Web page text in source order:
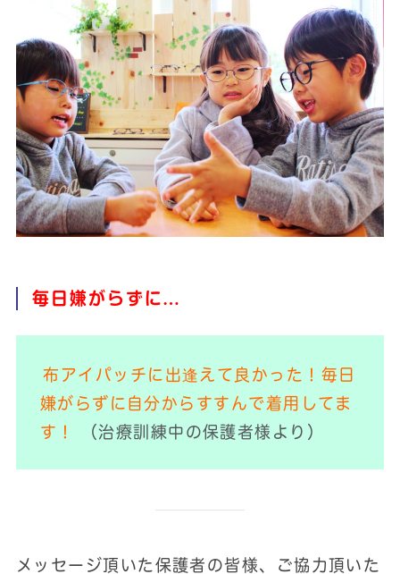
毎日嫌がらずに…
布アイパッチに出逢えて良かった！毎日
嫌がらずに自分からすすんで着用してま
す！
（治療訓練中の保護者様より）
メッセージ頂いた保護者の皆様、ご協力頂いた